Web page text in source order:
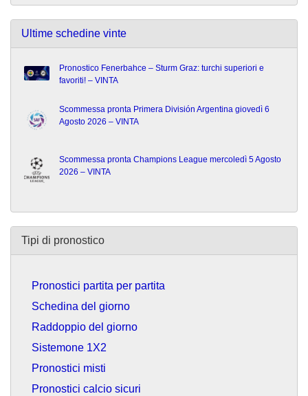
Ultime schedine vinte
Pronostico Fenerbahce – Sturm Graz: turchi superiori e
favoriti! – VINTA
Scommessa pronta Primera División Argentina giovedì 6
Agosto 2026 – VINTA
Scommessa pronta Champions League mercoledì 5 Agosto
2026 – VINTA
Tipi di pronostico
Pronostici partita per partita
Schedina del giorno
Raddoppio del giorno
Sistemone 1X2
Pronostici misti
Pronostici calcio sicuri